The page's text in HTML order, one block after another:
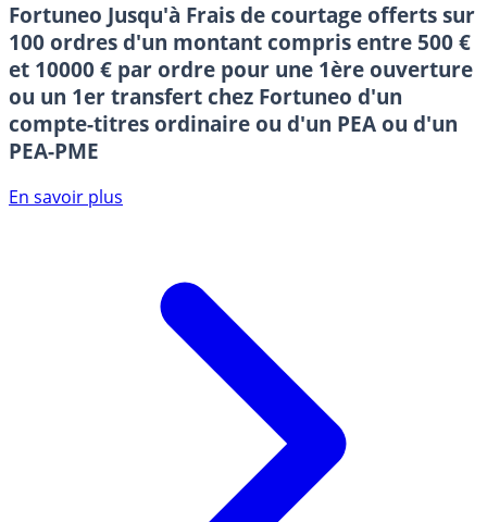
Fortuneo Jusqu'à Frais de courtage offerts sur
100 ordres d'un montant compris entre 500 €
et 10000 € par ordre pour une 1ère ouverture
ou un 1er transfert chez Fortuneo d'un
compte-titres ordinaire ou d'un PEA ou d'un
PEA-PME
En savoir plus